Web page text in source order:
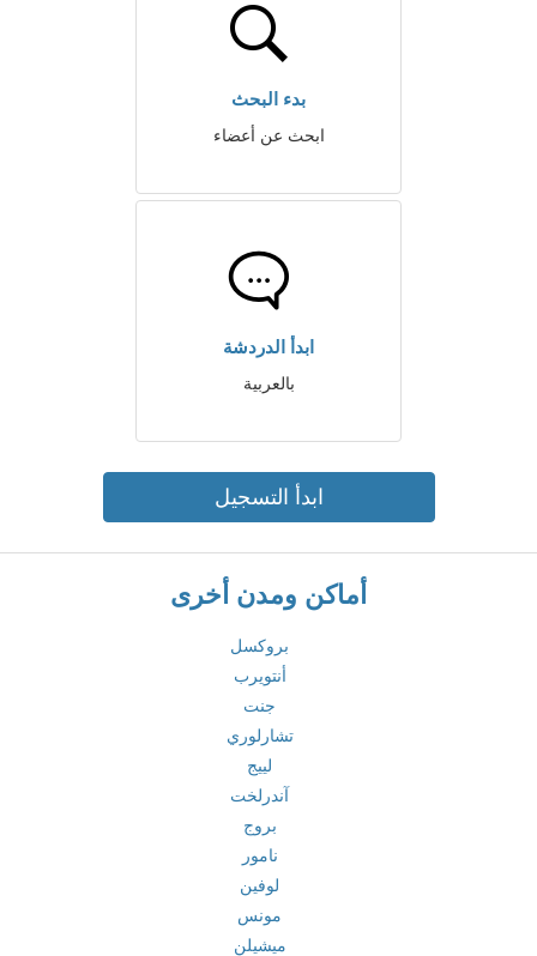
بدء البحث
ابحث عن أعضاء
ابدأ الدردشة
بالعربية
ابدأ التسجيل
أماكن ومدن أخرى
بروكسل
أنتويرب
جنت
تشارلوري
لييج
آندرلخت
بروج
نامور
لوفين
مونس
ميشيلن